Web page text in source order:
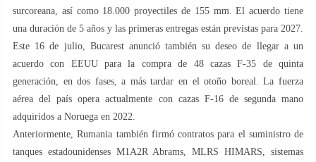
surcoreana, así como 18.000 proyectiles de 155 mm. El acuerdo tiene
una duración de 5 años y las primeras entregas están previstas para 2027.
Este 16 de julio, Bucarest anunció también su deseo de llegar a un
acuerdo con EEUU para la compra de 48 cazas F-35 de quinta
generación, en dos fases, a más tardar en el otoño boreal. La fuerza
aérea del país opera actualmente con cazas F-16 de segunda mano
adquiridos a Noruega en 2022.
Anteriormente, Rumania también firmó contratos para el suministro de
tanques estadounidenses M1A2R Abrams, MLRS HIMARS, sistemas